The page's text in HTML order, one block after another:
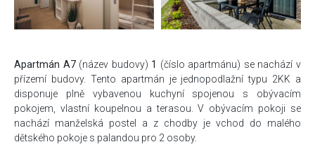
Apartmán A7(název budovy) 1 (číslo apartmánu) se nachází v
přízemí budovy. Tento apartmán je jednopodlažní typu 2KK a
disponuje plně vybavenou kuchyní spojenou s obývacím
pokojem, vlastní koupelnou a terasou. V obývacím pokoji se
nachází manželská postel a z chodby je vchod do malého
dětského pokoje s palandou pro 2 osoby.